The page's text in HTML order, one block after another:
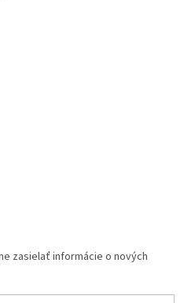
zasielať informácie o nových